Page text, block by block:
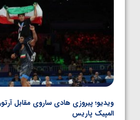
ویدیو؛ پیروزی هادی ساروی مقابل
المپیک پاریس